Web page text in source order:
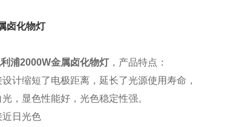
卤化物灯
浦2000W金属卤化物灯，产品特点：
计缩短了电极距离，延长了光源使用寿命，
，显色性能好，光色稳定性强。
日光色